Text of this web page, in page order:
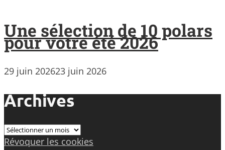
Une sélection de 10 polars
pour votre été 2026
29 juin 202623 juin 2026
Archives
Archives
Révoquer les cookies